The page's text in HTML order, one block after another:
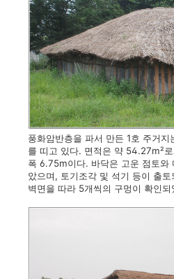
풍화암반층을 파서 만든 1호 주거지
를 띠고 있다. 면적은 약 54.27m²
폭 6.75m이다. 바닥은 고운 점토와
았으며, 토기조각 및 석기 등이 출
벽면을 따라 5개씩의 구멍이 확인